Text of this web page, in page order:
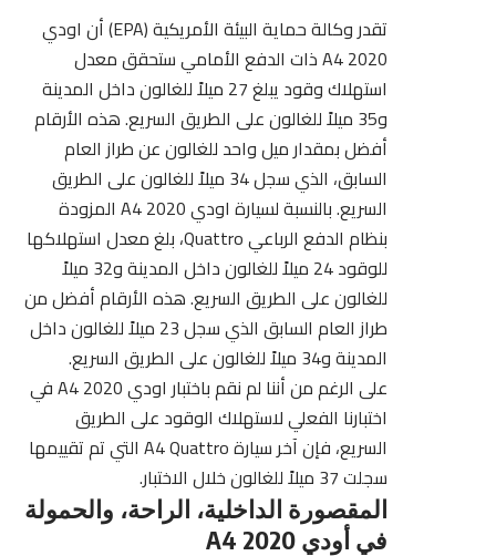
تقدر وكالة حماية البيئة الأمريكية (EPA)
أن اودي
A4 2020 ذات الدفع الأمامي ستحقق معدل
استهلاك وقود يبلغ 27 ميلاً للغالون داخل المدينة
و35 ميلاً للغالون على الطريق السريع. هذه الأرقام
أفضل بمقدار ميل واحد للغالون عن طراز العام
السابق، الذي سجل 34 ميلاً للغالون على الطريق
السريع. بالنسبة لسيارة اودي A4 2020 المزودة
بنظام الدفع الرباعي Quattro، بلغ معدل استهلاكها
للوقود 24 ميلاً للغالون داخل المدينة و32 ميلاً
للغالون على الطريق السريع. هذه الأرقام أفضل من
طراز العام السابق الذي سجل 23 ميلاً للغالون داخل
المدينة و34 ميلاً للغالون على الطريق السريع.
على الرغم من أننا لم نقم باختبار اودي A4 2020 في
اختبارنا الفعلي لاستهلاك الوقود على الطريق
السريع، فإن آخر سيارة A4 Quattro التي تم تقييمها
سجلت 37 ميلاً للغالون خلال الاختبار.
المقصورة الداخلية، الراحة، والحمولة
في أودي A4 2020